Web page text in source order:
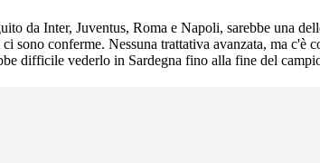
da Inter, Juventus, Roma e Napoli, sarebbe una
conferme. Nessuna trattativa avanzata, ma c'è
difficile vederlo in Sardegna fino alla fine del